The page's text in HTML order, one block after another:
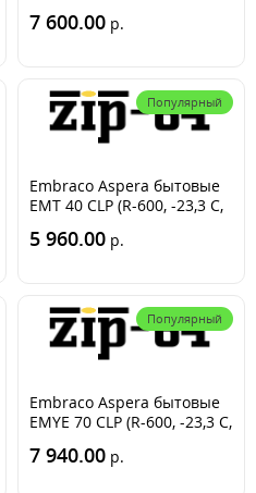
7 600.00 р.
Популярный
Embraco Aspera бытовые
EMT 40 CLP (R-600, -23,3 С,
5 960.00 р.
Популярный
Embraco Aspera бытовые
EMYE 70 CLP (R-600, -23,3 С,
7 940.00 р.